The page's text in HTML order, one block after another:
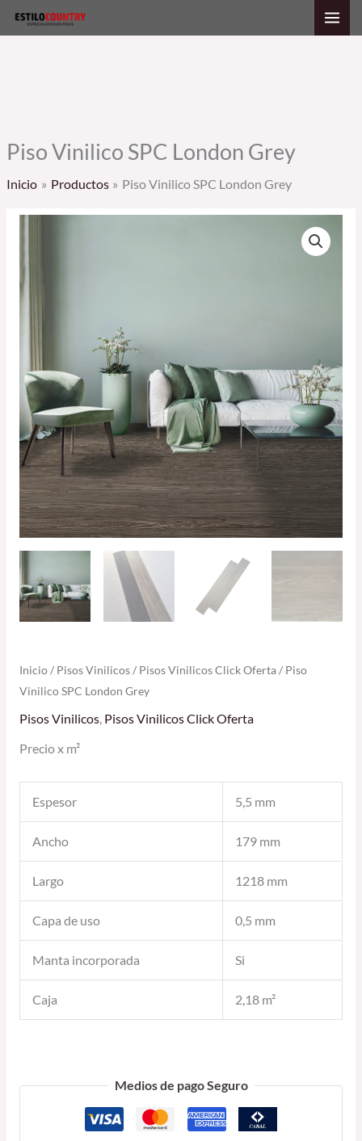
al
Piso Vinilico SPC London Grey
Inicio Productos Piso Vinilico SPC London Grey
Inicio/ Pisos Vinilicos/ Pisos Vinilicos Click Oferta/ Piso
Vinilico SPC London Grey
Pisos Vinilicos, Pisos Vinilicos Click Oferta
Precio x m²
Espesor 5,5 mm
Ancho 179 mm
Largo 1218 mm
Capa de uso 0,5 mm
Manta incorporada Si
Caja 2,18 m²
Medios de pago Seguro